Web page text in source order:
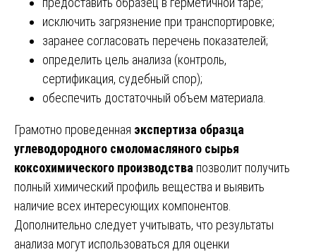
исключить загрязнение при транспортировке;
заранее согласовать перечень показателей;
определить цель анализа (контроль,
сертификация, судебный спор);
обеспечить достаточный объем материала.
Грамотно проведенная экспертиза образца
углеводородного смоломасляного сырья
коксохимического производства позволит получить
полный химический профиль вещества и выявить
наличие всех интересующих компонентов.
Дополнительно следует учитывать, что результаты
анализа могут использоваться для оценки